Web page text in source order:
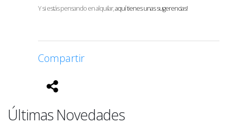
Y si estás pensando en alquilar,aquí tienes unas sugerencias!
Compartir
Últimas Novedades